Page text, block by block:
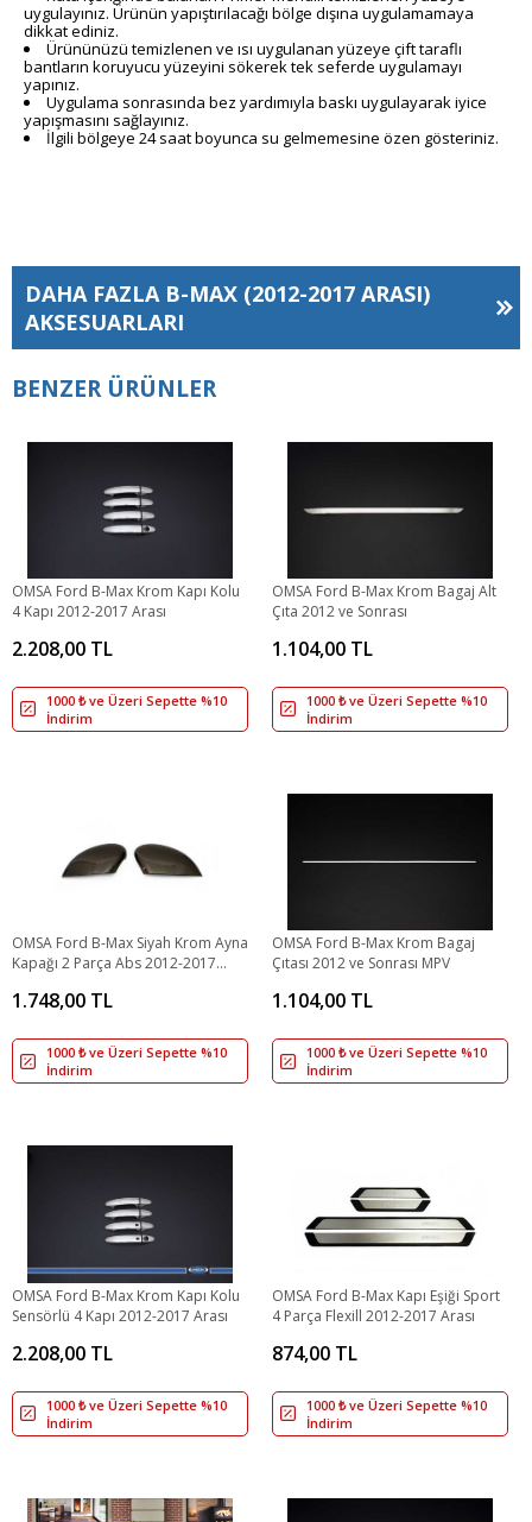
uygulayınız. Ürünün yapıştırılacağı bölge dışına uygulamamaya
dikkat ediniz.
Ürününüzü temizlenen ve ısı uygulanan yüzeye çift taraflı
bantların koruyucu yüzeyini sökerek tek seferde uygulamayı
yapınız.
Uygulama sonrasında bez yardımıyla baskı uygulayarak iyice
yapışmasını sağlayınız.
İlgili bölgeye 24 saat boyunca su gelmemesine özen gösteriniz.
DAHA FAZLA B-MAX (2012-2017 ARASI)
AKSESUARLARI
BENZER ÜRÜNLER
OMSA Ford B-Max Krom Kapı Kolu
4 Kapı 2012-2017 Arası
2.208,00 TL
1000 ₺ ve Üzeri Sepette %10
İndirim
OMSA Ford B-Max Krom Bagaj Alt
Çıta 2012 ve Sonrası
1.104,00 TL
1000 ₺ ve Üzeri Sepette %10
İndirim
OMSA Ford B-Max Siyah Krom Ayna
Kapağı 2 Parça Abs 2012-2017
1.748,00 TL
1000 ₺ ve Üzeri Sepette %10
İndirim
OMSA Ford B-Max Krom Bagaj
Çıtası 2012 ve Sonrası MPV
1.104,00 TL
1000 ₺ ve Üzeri Sepette %10
İndirim
OMSA Ford B-Max Krom Kapı Kolu
Sensörlü 4 Kapı 2012-2017 Arası
2.208,00 TL
1000 ₺ ve Üzeri Sepette %10
İndirim
OMSA Ford B-Max Kapı Eşiği Sport
4 Parça Flexill 2012-2017 Arası
874,00 TL
1000 ₺ ve Üzeri Sepette %10
İndirim